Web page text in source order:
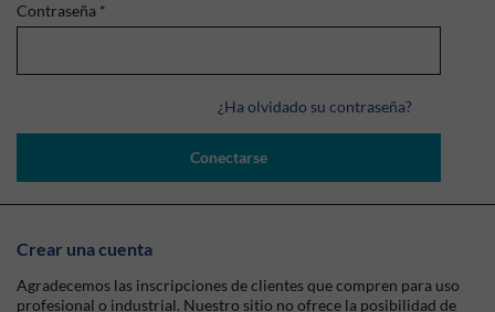
Contraseña *
¿Ha olvidado su contraseña?
Conectarse
Crear una cuenta
Agradecemos las inscripciones de clientes que compren para uso
profesional o industrial. Nuestro sitio no ofrece la posibilidad de